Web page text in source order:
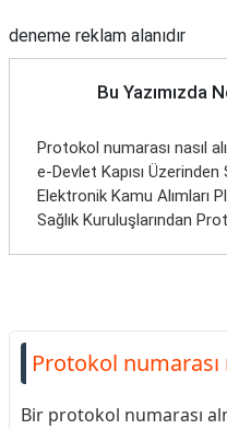
deneme reklam alanıdır
Bu Yazımızda
Protokol numarası nasıl
e-Devlet Kapısı
Elektronik Kamu Alımları
Sağlık Kuruluşlarından
Protokol numarası
Bir protokol numarası